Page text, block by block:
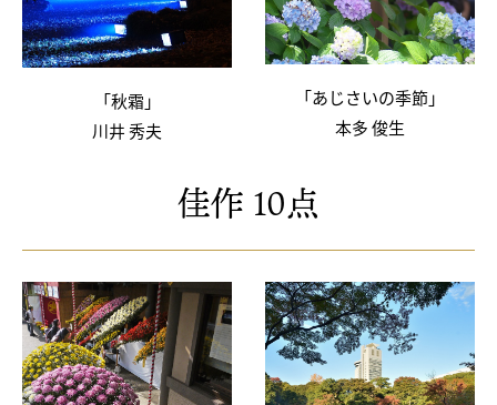
「秋霜」
川井 秀夫
「あじさいの季節」
本多 俊生
佳作 10点